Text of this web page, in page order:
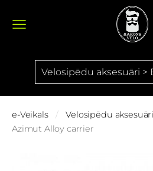
Velosipēdu aksesuāri >
e-Veikals Velosipēdu aksesuāri
Azimut Alloy carrier